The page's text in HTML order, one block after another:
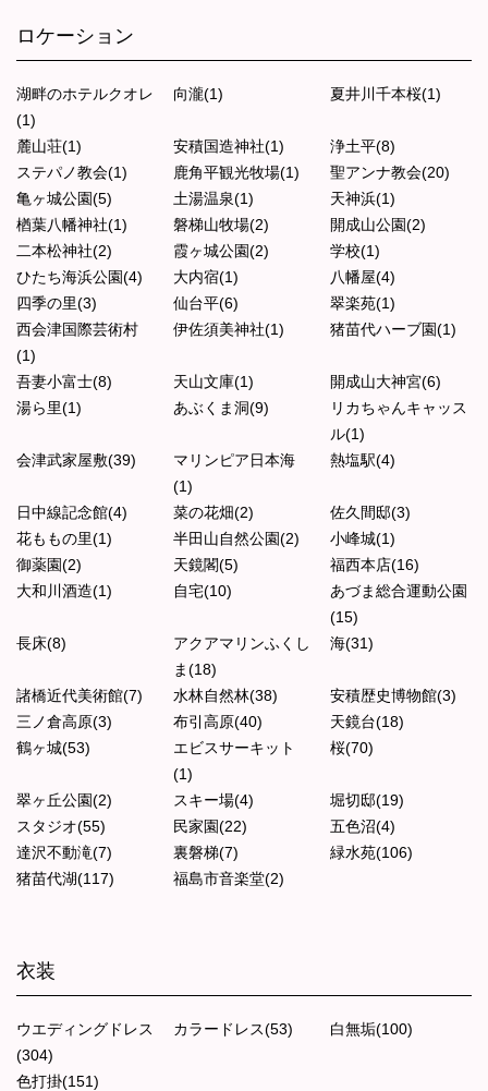
ロケーション
湖畔のホテルクオレ
(1)
向瀧(1) 夏井川千本桜(1)
麓山荘(1) 安積国造神社(1)
浄土平(8)
ステパノ教会(1)
鹿角平観光牧場(1)
聖アンナ教会(20)
亀ヶ城公園(5)
土湯温泉(1)
天神浜(1)
楢葉八幡神社(1)
磐梯山牧場(2)
開成山公園(2)
二本松神社(2)
霞ヶ城公園(2)
学校(1)
ひたち海浜公園(4)
大内宿(1)
八幡屋(4)
四季の里(3)
仙台平(6)
翠楽苑(1)
西会津国際芸術村
(1)
伊佐須美神社(1) 猪苗代ハーブ園(1)
吾妻小富士(8) 天山文庫(1)
開成山大神宮(6)
湯ら里(1)
あぶくま洞(9)
リカちゃんキャッス
ル(1)
会津武家屋敷(39)
マリンピア日本海
(1)
熱塩駅(4)
日中線記念館(4) 菜の花畑(2)
佐久間邸(3)
花ももの里(1)
半田山自然公園(2)
小峰城(1)
御薬園(2)
天鏡閣(5)
福西本店(16)
大和川酒造(1)
自宅(10)
あづま総合運動公園
(15)
長床(8)
アクアマリンふくし
ま(18)
海(31)
諸橋近代美術館(7) 水林自然林(38)
安積歴史博物館(3)
三ノ倉高原(3)
布引高原(40)
天鏡台(18)
鶴ヶ城(53)
エビスサーキット
(1)
桜(70)
翠ヶ丘公園(2) スキー場(4)
堀切邸(19)
スタジオ(55)
民家園(22)
五色沼(4)
達沢不動滝(7)
裏磐梯(7)
緑水苑(106)
猪苗代湖(117)
福島市音楽堂(2)
衣装
ウエディングドレス
(304)
カラードレス(53) 白無垢(100)
色打掛(151)